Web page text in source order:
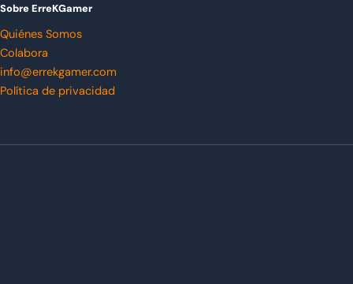
Sobre ErreKGamer
Quiénes Somos
Colabora
info@errekgamer.com
Política de privacidad